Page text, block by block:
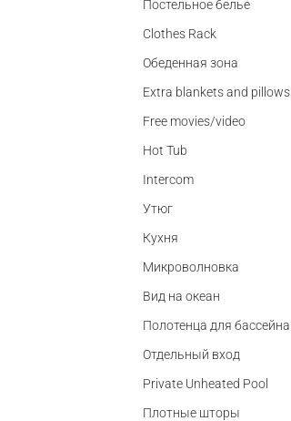
Постельное белье
Clothes Rack
Обеденная зона
Extra blankets and pillows
Free movies/video
Hot Tub
Intercom
Утюг
Кухня
Микроволновка
Вид на океан
Полотенца для бассейна
Отдельный вход
Private Unheated Pool
Плотные шторы